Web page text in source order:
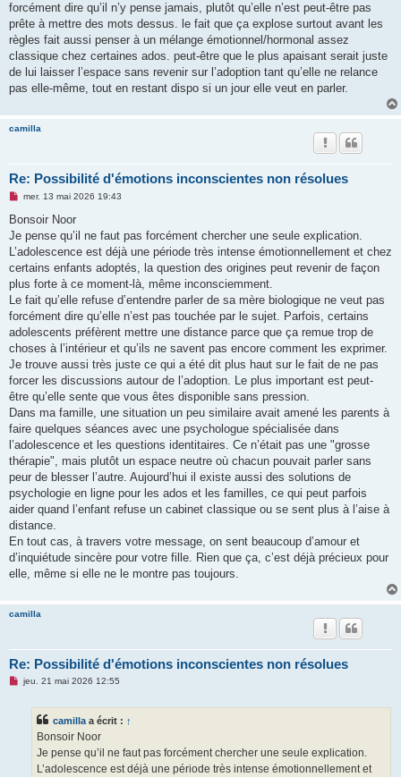
l
u
forcément dire qu’il n’y pense jamais, plutôt qu’elle n’est peut-être pas
prête à mettre des mots dessus. le fait que ça explose surtout avant les
règles fait aussi penser à un mélange émotionnel/hormonal assez
classique chez certaines ados. peut-être que le plus apaisant serait juste
de lui laisser l’espace sans revenir sur l’adoption tant qu’elle ne relance
pas elle-même, tout en restant dispo si un jour elle veut en parler.
camilla
Re: Possibilité d'émotions inconscientes non résolues
M
s
a
g
n
o
l
u
mer. 13 mai 2026 19:43
Bonsoir Noor
Je pense qu’il ne faut pas forcément chercher une seule explication.
L’adolescence est déjà une période très intense émotionnellement et chez
certains enfants adoptés, la question des origines peut revenir de façon
plus forte à ce moment-là, même inconsciemment.
Le fait qu’elle refuse d’entendre parler de sa mère biologique ne veut pas
forcément dire qu’elle n’est pas touchée par le sujet. Parfois, certains
adolescents préfèrent mettre une distance parce que ça remue trop de
choses à l’intérieur et qu’ils ne savent pas encore comment les exprimer.
Je trouve aussi très juste ce qui a été dit plus haut sur le fait de ne pas
forcer les discussions autour de l’adoption. Le plus important est peut-
être qu’elle sente que vous êtes disponible sans pression.
Dans ma famille, une situation un peu similaire avait amené les parents à
faire quelques séances avec une psychologue spécialisée dans
l’adolescence et les questions identitaires. Ce n’était pas une "grosse
thérapie", mais plutôt un espace neutre où chacun pouvait parler sans
peur de blesser l’autre. Aujourd’hui il existe aussi des solutions de
psychologie en ligne pour les ados et les familles, ce qui peut parfois
aider quand l’enfant refuse un cabinet classique ou se sent plus à l’aise à
distance.
En tout cas, à travers votre message, on sent beaucoup d’amour et
d’inquiétude sincère pour votre fille. Rien que ça, c’est déjà précieux pour
elle, même si elle ne le montre pas toujours.
camilla
Re: Possibilité d'émotions inconscientes non résolues
Mjeu. 21 mai 2026 12:55
camillaa écrit : ↑
Bonsoir Noor
Je pense qu’il ne faut pas forcément chercher une seule explication.
L’adolescence est déjà une période très intense émotionnellement et